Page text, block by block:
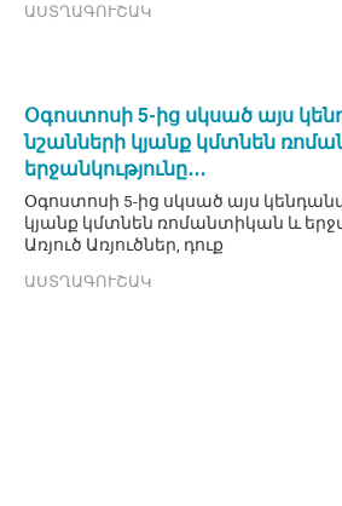
ԱՍՏՂԱԳՈՒՇԱԿ
Օգոստոսի 5-ից սկսած այս
նշանների կյանք կմտնեն
երջանկությունը․․․
Օգոստոսի 5-ից սկսած այս
կյանք կմտնեն ռոմանտիկան և
Առյուծ Առյուծներ, դուք
ԱՍՏՂԱԳՈՒՇԱԿ